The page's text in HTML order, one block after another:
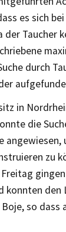
es sich
der Taucher
durch
in
die
zu
konnten
so